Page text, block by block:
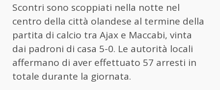
Scontri sono scoppiati nella notte nel
centro della città olandese al termine della
partita di calcio tra Ajax e Maccabi, vinta
dai padroni di casa 5-0. Le autorità locali
affermano di aver effettuato 57 arresti in
totale durante la giornata.